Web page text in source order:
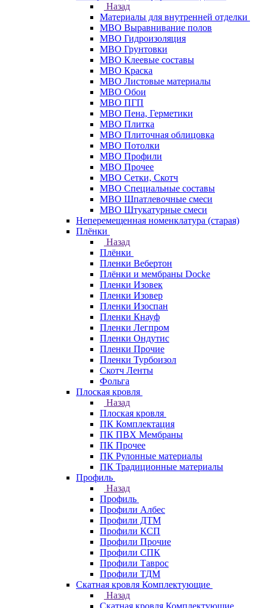
Назад
Материалы для внутренней отделки
МВО Выравнивание полов
МВО Гидроизоляция
МВО Грунтовки
МВО Клеевые составы
МВО Краска
МВО Листовые материалы
МВО Обои
МВО ПГП
МВО Пена, Герметики
МВО Плитка
МВО Плиточная облицовка
МВО Потолки
МВО Профили
МВО Прочее
МВО Сетки, Скотч
МВО Специальные составы
МВО Шпатлевочные смеси
МВО Штукатурные смеси
Неперемещенная номенклатура (старая)
Плёнки
Назад
Плёнки
Пленки Вебертон
Плёнки и мембраны Docke
Пленки Изовек
Пленки Изовер
Пленки Изоспан
Пленки Кнауф
Пленки Легпром
Пленки Ондутис
Пленки Прочие
Пленки Турбоизол
Скотч Ленты
Фольга
Плоская кровля
Назад
Плоская кровля
ПК Комплектация
ПК ПВХ Мембраны
ПК Прочее
ПК Рулонные материалы
ПК Традиционные материалы
Профиль
Назад
Профиль
Профили Албес
Профили ДТМ
Профили КСП
Профили Прочие
Профили СПК
Профили Таврос
Профили ТДМ
Скатная кровля Комплектующие
Назад
Скатная кровля Комплектующие